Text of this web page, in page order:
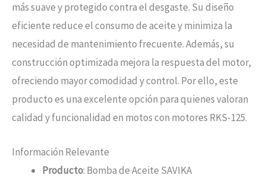
más suave y protegido contra el desgaste. Su diseño
eficiente reduce el consumo de aceite y minimiza la
necesidad de mantenimiento frecuente. Además, su
construcción optimizada mejora la respuesta del motor,
ofreciendo mayor comodidad y control. Por ello, este
producto es una excelente opción para quienes valoran
calidad y funcionalidad en motos con motores RKS-125.
Información Relevante
Producto: Bomba de Aceite SAVIKA